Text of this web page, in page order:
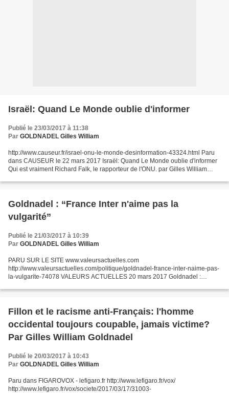
Israël: Quand Le Monde oublie d'informer
Publié le 23/03/2017 à 11:38
Par GOLDNADEL Gilles William
http://www.causeur.fr/israel-onu-le-monde-desinformation-43324.html Paru
dans CAUSEUR le 22 mars 2017 Israël: Quand Le Monde oublie d'informer
Qui est vraiment Richard Falk, le rapporteur de l'ONU. par Gilles William
Goldnadel : “France Inter n'aime pas la
vulgarité”
Publié le 21/03/2017 à 10:39
Par GOLDNADEL Gilles William
PARU SUR LE SITE www.valeursactuelles.com
http://www.valeursactuelles.com/politique/goldnadel-france-inter-naime-pas-
la-vulgarite-74078 VALEURS ACTUELLES 20 mars 2017 Goldnadel :
William...
Fillon et le racisme anti-Français: l'homme
occidental toujours coupable, jamais victime?
Par Gilles William Goldnadel
Publié le 20/03/2017 à 10:43
Par GOLDNADEL Gilles William
Paru dans FIGAROVOX - lefigaro.fr http://www.lefigaro.fr/vox/
http://www.lefigaro.fr/vox/societe/2017/03/17/31003-